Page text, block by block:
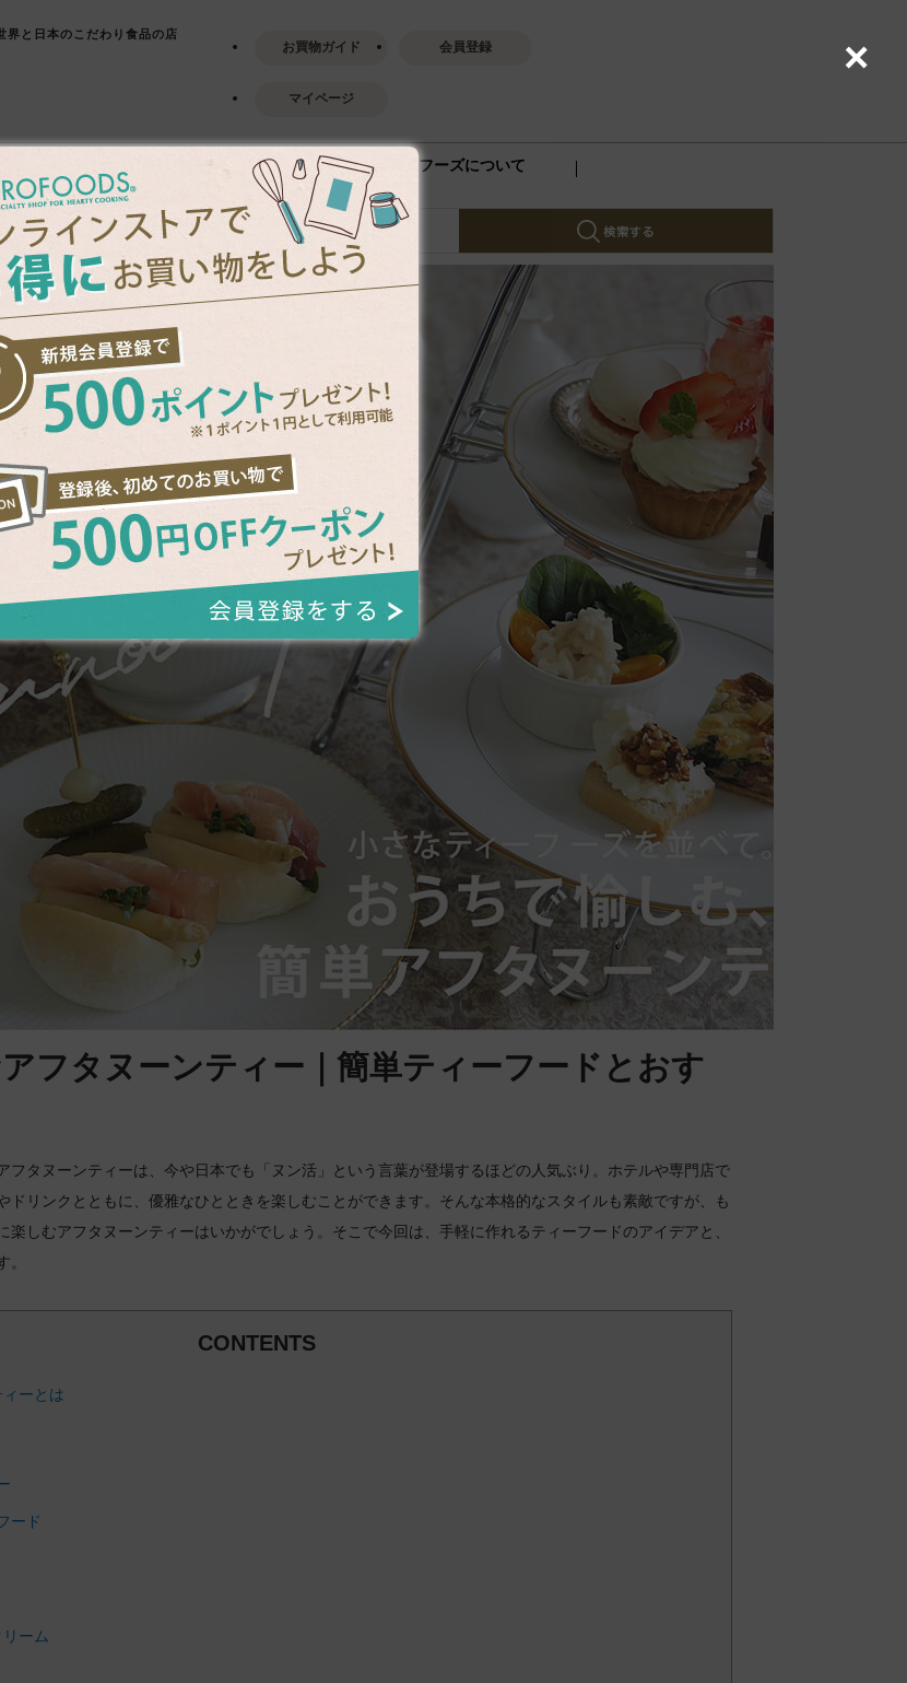
界と日本のこだわり食品の店
お買物ガイド 会員登録
マイページ
の オリジナルレシピ
プロフーズについて
フタヌーンティー｜簡単ティーフードとおす
フタヌーンティーは、今や日本でも「ヌン活」という言葉が登場するほどの人気ぶり。ホテルや専門店で
ドリンクとともに、優雅なひとときを楽しむことができます。そんな本格的なスタイルも素敵ですが、も
楽しむアフタヌーンティーはいかがでしょう。そこで今回は、手軽に作れるティーフードのアイデアと、
。
CONTENTS
ーとは
ード
ーム
×